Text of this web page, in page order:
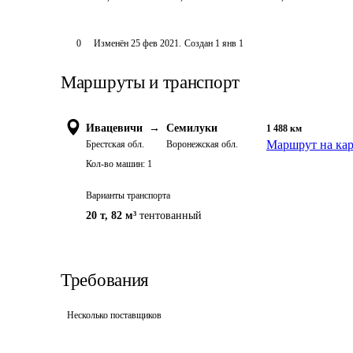
0 Изменён 25 фев 2021. Создан 1 янв 1
Маршруты и транспорт
Ивацевичи →
Брестская обл.
Семилуки
Воронежская обл.
1 488 км
Маршрут на
Кол-во машин: 1
Варианты транспорта
20 т, 82 м³ тентованный
Требования
Несколько поставщиков